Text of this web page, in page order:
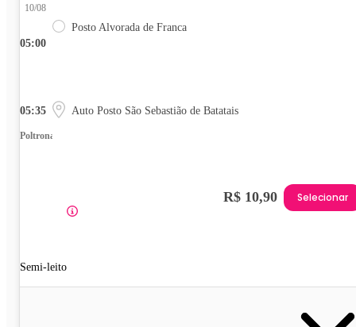
05:00
10/08
Posto Alvorada de Franca
05:35 Auto Posto São Sebastião de Batatais
Poltrona
Semi-leito
R$ 10,90 Selecionar